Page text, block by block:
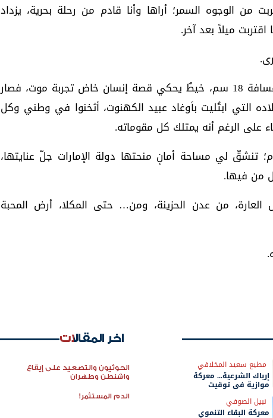
الوجوه السمر؛ أراها وأنا قادم من رحلة بحرية، يزداد
ميلاً بعد آخر.
أنا من وطن منكوب؛ يخط ذراعي، بمسافة 18 سم، خيطٌ يحكي قصة إنسان خاض تجربة موت، فصار
التي ابتُليت بأوغاد عبيد الكهنوت، أثخنوا في وطني وكل
على الرغم أنه يمتلك كل مقوماته.
تنشقّ لي مساحة أمانٍ منحتها دولة الإمارات جلّ عنايتها،
من فيها.
من عدن الحزينة، ومن… حتى المكلا، أرض المحبة
مطيع سعيد المخلافي
إرباك الشرعية... معركة
موازية في توقيت
نبيل الصوفي
معركة البقاء التنموي
اخر المقالات
الحوثيون والتصعيد على إيقاع
واشنطن وطهران
الدم المستثمر!